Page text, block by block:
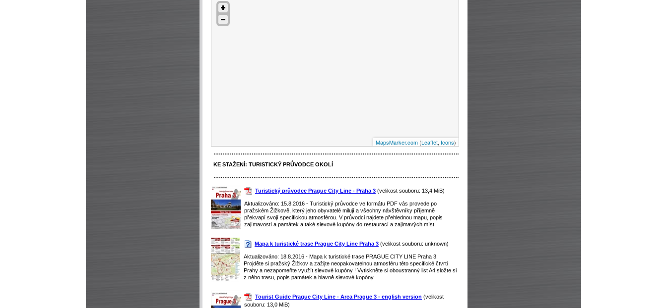
MapsMarker.com (Leaflet, Icons)
………………………………………………………………………………………………………………………
KE STAŽENÍ: TURISTICKÝ PRŮVODCE OKOLÍ
………………………………………………………………………………………………………………………
Turistický průvodce Prague City Line - Praha 3 (velikost souboru: 13,4 MiB)
Aktualizováno: 15.8.2016 - Turistický průvodce ve formátu PDF vás provede po
pražském Žižkově, který jeho obyvatelé milují a všechny návštěvníky příjemně
překvapí svojí specifickou atmosférou. V průvodci najdete přehlednou mapu, popis
zajímavostí a památek a také slevové kupóny do restaurací a zajímavých míst.
Mapa k turistické trase Prague City Line Praha 3 (velikost souboru: unknown)
Aktualizováno: 18.8.2016 - Mapa k turistické trase PRAGUE CITY LINE Praha 3.
Projděte si pražský Žižkov a zažijte neopakovatelnou atmosféru této specifické čtvrti
Prahy a nezapomeňte využít slevové kupóny ! Vytiskněte si oboustranný list A4 složte si
z něho trasu, popis památek a hlavně slevové kopóny
Tourist Guide Prague City Line - Area Prague 3 - english version (velikost
souboru: 13,0 MiB)